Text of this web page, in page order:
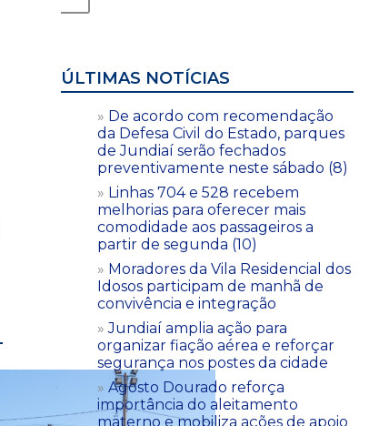
ÚLTIMAS NOTÍCIAS
De acordo com recomendação
da Defesa Civil do Estado, parques
de Jundiaí serão fechados
preventivamente neste sábado (8)
Linhas 704 e 528 recebem
melhorias para oferecer mais
comodidade aos passageiros a
partir de segunda (10)
Moradores da Vila Residencial dos
Idosos participam de manhã de
convivência e integração
Jundiaí amplia ação para
organizar fiação aérea e reforçar
segurança nos postes da cidade
Agosto Dourado reforça
importância do aleitamento
materno e mobiliza ações de apoio